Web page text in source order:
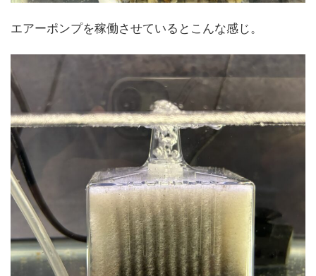
エアーポンプを稼働させているとこんな感じ。